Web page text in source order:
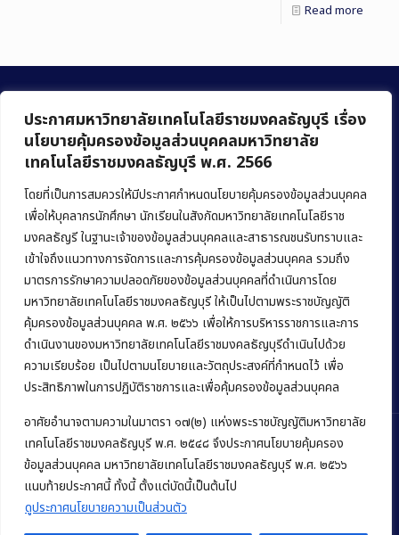
ประกาศมหาวิทยาลัยเทคโนโลยีราชมงคลธัญบุรี เรื่อง
นโยบายคุ้มครองข้อมูลส่วนบุคคลมหาวิทยาลัย
เทคโนโลยีราชมงคลธัญบุรี พ.ศ. 2566
โดยที่เป็นการสมควรให้มีประกาศกำหนดนโยบายคุ้มครองข้อมูลส่วนบุคคล
เพื่อให้บุคลากรนักศึกษา นักเรียนในสังกัดมหาวิทยาลัยเทคโนโลยีราช
มงคลธัญรี ในฐานะเจ้าของข้อมูลส่วนบุคคลและสาธารณชนรับทราบและ
เข้าใจถึงแนวทางการจัดการและการคุ้มครองข้อมูลส่วนบุคคล รวมถึง
มาตรการรักษาความปลอดภัยของข้อมูลส่วนบุคคลที่ดำเนินการโดย
มหาวิทยาลัยเทคโนโลยีราชมงคลธัญบุรี ให้เป็นไปตามพระราชบัญญัติ
คุ้มครองข้อมูลส่วนบุคคล พ.ศ. ๒๕๖๖ เพื่อให้การบริหารราชการและการ
ดำเนินงานของมหาวิทยาลัยเทคโนโลยีราชมงคลธัญบุรีดำเนินไปด้วย
ความเรียบร้อย เป็นไปตามนโยบายและวัตถุประสงค์ที่กำหนดไว้ เพื่อ
ประสิทธิภาพในการปฏิบัติราชการและเพื่อคุ้มครองข้อมูลส่วนบุคคล
อาศัยอำนาจตามความในมาตรา ๑๗(๒) แห่งพระราชบัญญัติมหาวิทยาลัย
เทคโนโลยีราชมงคลธัญบุรี พ.ศ. ๒๕๔๘ จึงประกาศนโยบายคุ้มครอง
ข้อมูลส่วนบุคคล มหาวิทยาลัยเทคโนโลยีราชมงคลธัญบุรี พ.ศ. ๒๕๖๖
แนบท้ายประกาศนี้ ทั้งนี้ ตั้งแต่บัดนี้เป็นต้นไป
ดูประกาศนโยบายความเป็นส่วนตัว
Read more
คณะบริหารธุรกิจ
มหาวิทยาลัยเทคโนโลยีราชมงคลธัญบุรี
39 หมู่ 1 ถนนรังสิต-นครนายก ตำบลคลองหก
อำเภอคลองหลวง จังหวัดปทุมธานี 12120
Phone:+66 (0) 2549 3243,+66 (0) 2549 3241
E-mail:bus@rmutt.ac.th
Copyright © 2022 คณะบริหารธุรกิจ มหาวิทยาลัยเทคโนโลยีราชมงคล
ธัญบุรี